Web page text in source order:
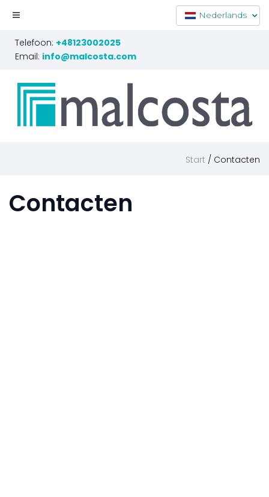
Telefoon: +48123002025
Email: info@malcosta.com
Nederlands
Start Contacten
Contacten